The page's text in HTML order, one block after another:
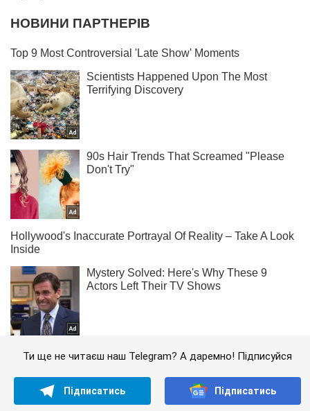
Ти ще не читаєш наш Telegram? А даремно! Підписуйся
Підписатись Підписатись